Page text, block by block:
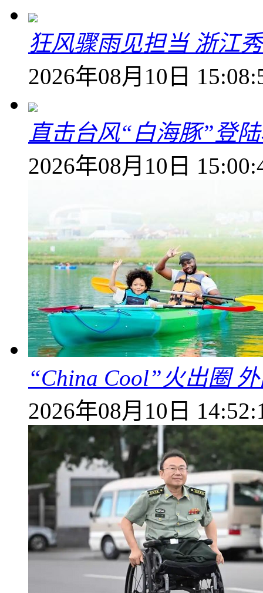
狂风骤雨见担当 浙江
2026年08月10日
直击台风“白海豚”登
2026年08月10日
“China Cool”火出圈
2026年08月10日